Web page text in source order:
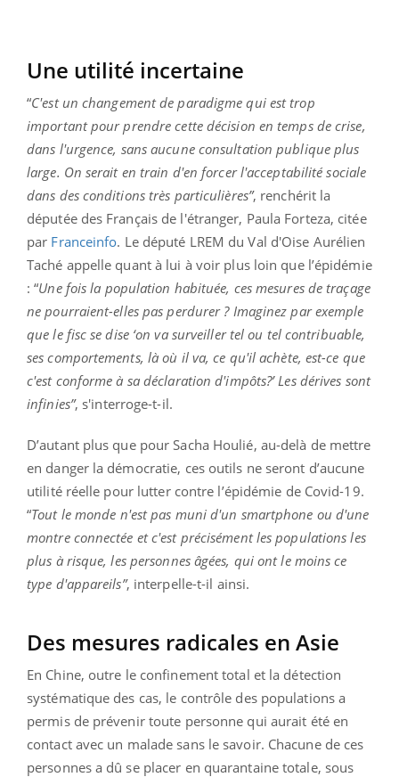
Une utilité incertaine
“C'est un changement de paradigme qui est trop
important pour prendre cette décision en temps de crise,
dans l'urgence, sans aucune consultation publique plus
large. On serait en train d'en forcer l'acceptabilité sociale
dans des conditions très particulières”, renchérit la
députée des Français de l'étranger, Paula Forteza, citée
par Franceinfo. Le député LREM du Val d'Oise Aurélien
Taché appelle quant à lui à voir plus loin que l’épidémie
: “Une fois la population habituée, ces mesures de traçage
ne pourraient-elles pas perdurer ? Imaginez par exemple
que le fisc se dise ‘on va surveiller tel ou tel contribuable,
ses comportements, là où il va, ce qu'il achète, est-ce que
c'est conforme à sa déclaration d'impôts?’ Les dérives sont
infinies”, s'interroge-t-il.
D’autant plus que pour Sacha Houlié, au-delà de mettre
en danger la démocratie, ces outils ne seront d’aucune
utilité réelle pour lutter contre l’épidémie de Covid-19.
“Tout le monde n'est pas muni d'un smartphone ou d'une
montre connectée et c'est précisément les populations les
plus à risque, les personnes âgées, qui ont le moins ce
type d'appareils”, interpelle-t-il ainsi.
Des mesures radicales en Asie
En Chine, outre le confinement total et la détection
systématique des cas, le contrôle des populations a
permis de prévenir toute personne qui aurait été en
contact avec un malade sans le savoir. Chacune de ces
personnes a dû se placer en quarantaine totale, sous